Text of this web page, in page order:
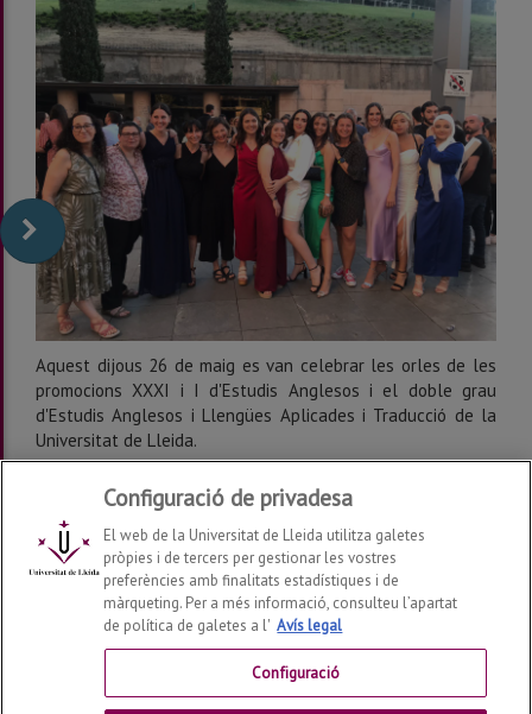
Aquest dijous 26 de maig es van celebrar les orles de les
promocions XXXI i I d'Estudis Anglesos i el doble grau
d'Estudis Anglesos i Llengües Aplicades i Traducció de la
Universitat de Lleida.
Moltes felicitats a totes les graduades!
Departament de Llengües i Literatures Estrangeres
Configuració de privadesa
El web de la Universitat de Lleida utilitza galetes
pròpies i de tercers per gestionar les vostres
preferències amb finalitats estadístiques i de
màrqueting. Per a més informació, consulteu l’apartat
de política de galetes a l' Avís legal
Configuració